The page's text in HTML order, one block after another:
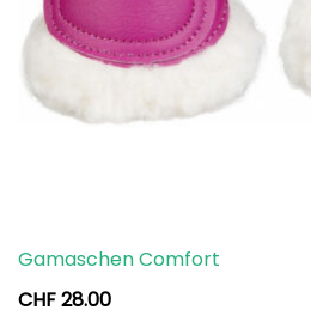
Gamaschen Comfort
CHF28.00